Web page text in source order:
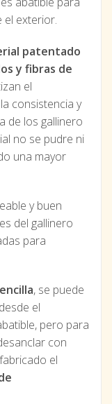
el exterior.
patentado
y fibras de
el
consistencia y
de los gallinero
no se pudre ni
una mayor
y buen
del gallinero
para
, se puede
el
pero para
con
el